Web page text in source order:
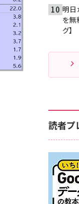
明日
を無
グ】
読者プ